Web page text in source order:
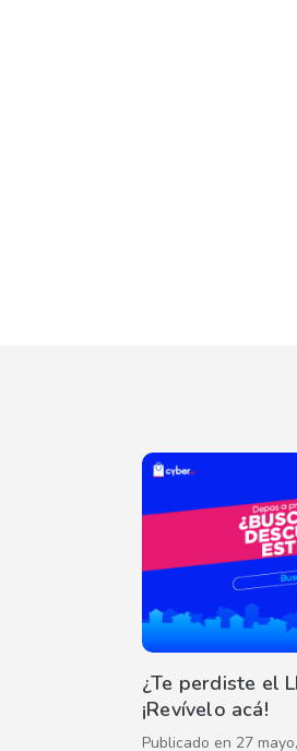
¿Te perdiste el
¡Revívelo acá!
Publicado en 27